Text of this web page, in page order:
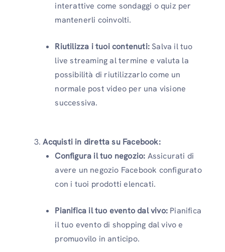
interattive come sondaggi o quiz per
mantenerli coinvolti.
Riutilizza i tuoi contenuti:Salva il tuo
live streaming al termine e valuta la
possibilità di riutilizzarlo come un
normale post video per una visione
successiva.
Acquisti in diretta su Facebook:
Configura il tuo negozio: Assicurati di
avere un negozio Facebook configurato
con i tuoi prodotti elencati.
Pianifica il tuo evento dal vivo: Pianifica
il tuo evento di shopping dal vivo e
promuovilo in anticipo.